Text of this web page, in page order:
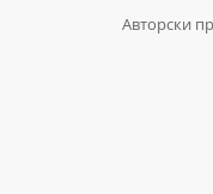
Авторски